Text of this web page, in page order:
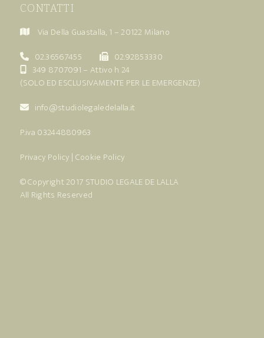
CONTATTI
Via Della Guastalla, 1 – 20122 Milano
02.36567455
02.92853330
349 8707091 – Attivo h 24
(SOLO ED ESCLUSIVAMENTE PER LE EMERGENZE)
info@studiolegaledelalla.it
P.iva 03244880963
Privacy Policy | Cookie Policy
© Copyright 2017 STUDIO LEGALE DE LALLA
All Rights Reserved